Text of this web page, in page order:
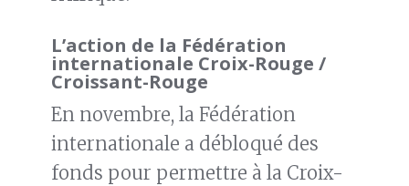
L’action de la Fédération
internationale Croix-Rouge /
Croissant-Rouge
En novembre, la Fédération
internationale a débloqué des
fonds pour permettre à la Croix-